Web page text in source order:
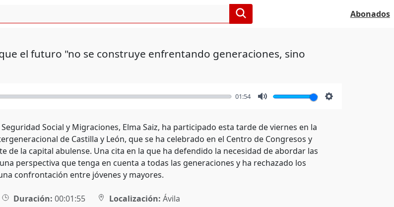
Abonados
el futuro "no se construye enfrentando generaciones, sino
01:54
Social y Migraciones, Elma Saiz, ha participado esta tarde de viernes en la
de Castilla y León, que se ha celebrado en el Centro de Congresos y
de la capital abulense. Una cita en la que ha defendido la necesidad de abordar las
perspectiva que tenga en cuenta a todas las generaciones y ha rechazado los
confrontación entre jóvenes y mayores.
Duración: 00:01:55 Localización: Ávila